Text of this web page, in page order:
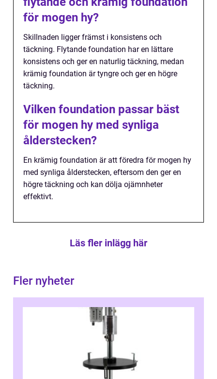
för mogen hy?
Skillnaden ligger främst i konsistens och
täckning. Flytande foundation har en lättare
konsistens och ger en naturlig täckning, medan
krämig foundation är tyngre och ger en högre
täckning.
Vilken foundation passar bäst
för mogen hy med synliga
ålderstecken?
En krämig foundation är att föredra för mogen hy
med synliga ålderstecken, eftersom den ger en
högre täckning och kan dölja ojämnheter
effektivt.
Läs fler inlägg här
Fler nyheter